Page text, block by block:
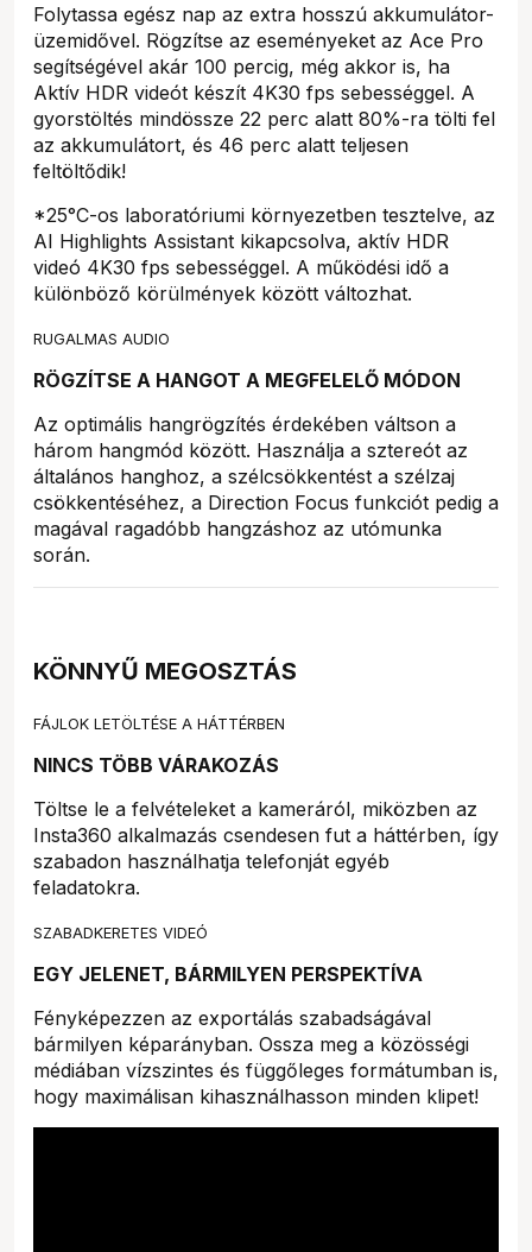
Folytassa egész nap az extra hosszú akkumulátor-
üzemidővel. Rögzítse az eseményeket az Ace Pro
segítségével akár 100 percig, még akkor is, ha
Aktív HDR videót készít 4K30 fps sebességgel. A
gyorstöltés mindössze 22 perc alatt 80%-ra tölti fel
az akkumulátort, és 46 perc alatt teljesen
feltöltődik!
*25°C-os laboratóriumi környezetben tesztelve, az
AI Highlights Assistant kikapcsolva, aktív HDR
videó 4K30 fps sebességgel. A működési idő a
különböző körülmények között változhat.
RUGALMAS AUDIO
RÖGZÍTSE A HANGOT A MEGFELELŐ MÓDON
Az optimális hangrögzítés érdekében váltson a
három hangmód között. Használja a sztereót az
általános hanghoz, a szélcsökkentést a szélzaj
csökkentéséhez, a Direction Focus funkciót pedig a
magával ragadóbb hangzáshoz az utómunka
során.
KÖNNYŰ MEGOSZTÁS
FÁJLOK LETÖLTÉSE A HÁTTÉRBEN
NINCS TÖBB VÁRAKOZÁS
Töltse le a felvételeket a kameráról, miközben az
Insta360 alkalmazás csendesen fut a háttérben, így
szabadon használhatja telefonját egyéb
feladatokra.
SZABADKERETES VIDEÓ
EGY JELENET, BÁRMILYEN PERSPEKTÍVA
Fényképezzen az exportálás szabadságával
bármilyen képarányban. Ossza meg a közösségi
médiában vízszintes és függőleges formátumban is,
hogy maximálisan kihasználhasson minden klipet!